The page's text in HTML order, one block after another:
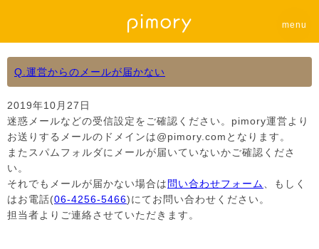
Q.運営からのメールが届かない
2019年10月27日
迷惑メールなどの受信設定をご確認ください。pimory運営より
お送りするメールのドメインは@pimory.comとなります。
またスパムフォルダにメールが届いていないかご確認くださ
い。
それでもメールが届かない場合は 問い合わせフォーム
、もしく
はお電話(06-4256-5466)にてお問い合わせください。
担当者よりご連絡させていただきます。
menu